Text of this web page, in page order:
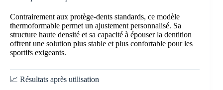
Contrairement aux protège-dents standards, ce modèle
thermoformable permet un ajustement personnalisé. Sa
structure haute densité et sa capacité à épouser la dentition
offrent une solution plus stable et plus confortable pour les
sportifs exigeants.
📈 Résultats après utilisation